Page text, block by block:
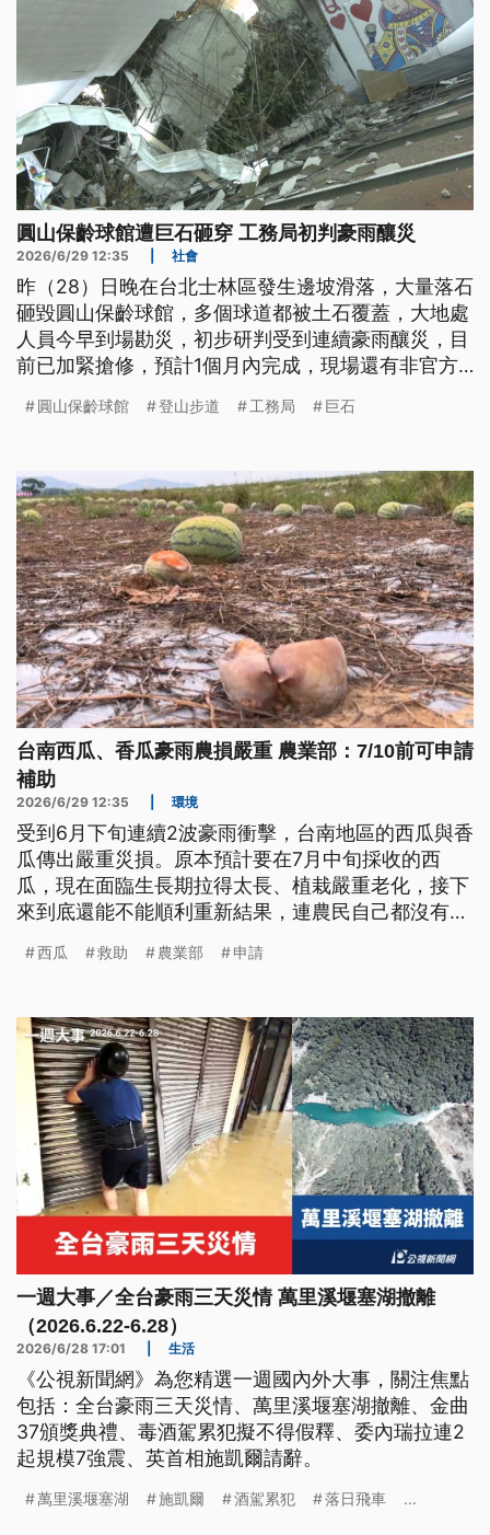
圓山保齡球館遭巨石砸穿 工務局初判豪雨釀災
2026/6/29 12:35 社會
昨（28）日晚在台北士林區發生邊坡滑落，大量落石
砸毀圓山保齡球館，多個球道都被土石覆蓋，大地處
人員今早到場勘災，初步研判受到連續豪雨釀災，目
前已加緊搶修，預計1個月內完成，現場還有非官方
制。台北市長蔣萬安表示，已要求跨局處立即現勘，
圓山保齡球館 登山步道 工務局 巨石
台南西瓜、香瓜豪雨農損嚴重 農業部：7/10前可申請
補助
2026/6/29 12:35 環境
受到6月下旬連續2波豪雨衝擊，台南地區的西瓜與香
瓜傳出嚴重災損。原本預計要在7月中旬採收的西
瓜，現在面臨生長期拉得太長、植栽嚴重老化，接下
來到底還能不能順利重新結果，連農民自己都沒有把
助地區，從今（29）日開始到7月10日受理農民申
西瓜 救助 農業部 申請
一週大事／全台豪雨三天災情 萬里溪堰塞湖撤離
（2026.6.22-6.28）
2026/6/28 17:01 生活
《公視新聞網》為您精選一週國內外大事，關注焦點
包括：全台豪雨三天災情、萬里溪堰塞湖撤離、金曲
37頒獎典禮、毒酒駕累犯擬不得假釋、委內瑞拉連2
起規模7強震、英首相施凱爾請辭。
萬里溪堰塞湖 施凱爾 酒駕累犯 落日飛車 ...